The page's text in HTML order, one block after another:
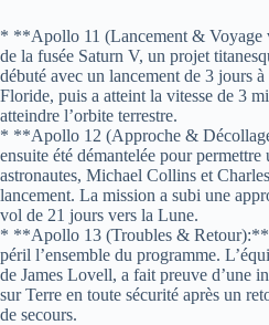
* **Apollo 11 (Lancement & Voyage
de la fusée Saturn V, un projet
débuté avec un lancement de 3 jours
Floride, puis a atteint la vitesse de 3
atteindre l’orbite terrestre.
* **Apollo 12 (Approche &
ensuite été démantelée pour
astronautes, Michael Collins et
lancement. La mission a subi une
vol de 21 jours vers la Lune.
* **Apollo 13 (Troubles & Retour):**
péril l’ensemble du programme.
de James Lovell, a fait preuve d’une
sur Terre en toute sécurité après un
de secours.